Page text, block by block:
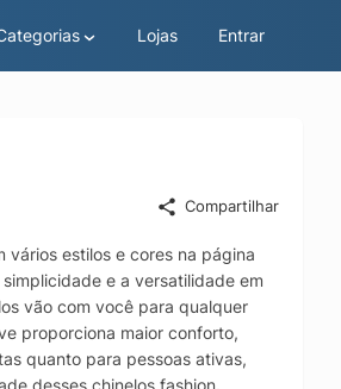
Lojas Entrar
Compartilhar
vários estilos e cores na página
e a versatilidade em
vão com você para qualquer
proporciona maior conforto,
quanto para pessoas ativas,